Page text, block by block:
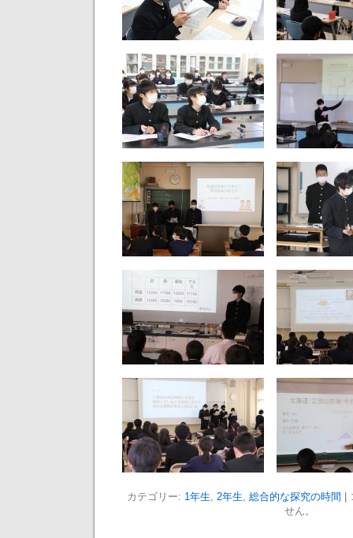
カテゴリー: 1年生, 2年生, 総合的な探究の時間
せん。